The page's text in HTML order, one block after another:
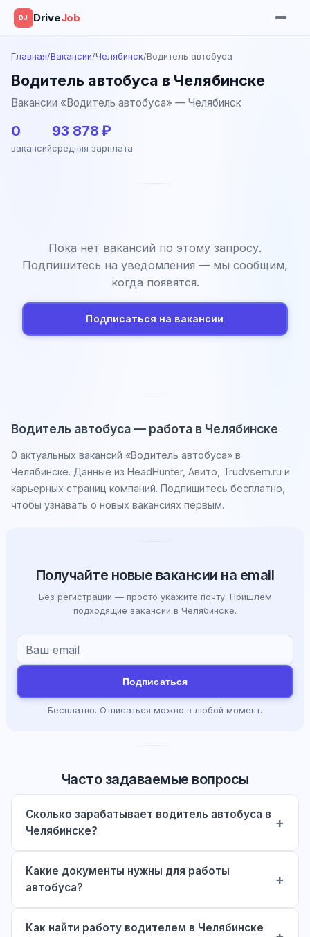
DJ DriveJob
Главная/Вакансии/Челябинск/Водитель автобуса
Водитель автобуса в Челябинске
Вакансии «Водитель автобуса» — Челябинск
0
вакансий
93 878 ₽
средняя зарплата
Пока нет вакансий по этому запросу.
Подпишитесь на уведомления — мы сообщим,
когда появятся.
Подписаться на вакансии
Водитель автобуса — работа в Челябинске
0 актуальных вакансий «Водитель автобуса» в
Челябинске. Данные из HeadHunter, Авито, Trudvsem.ru и
карьерных страниц компаний. Подпишитесь бесплатно,
чтобы узнавать о новых вакансиях первым.
Получайте новые вакансии на email
Без регистрации — просто укажите почту. Пришлём
подходящие вакансии в Челябинске.
Подписаться
Бесплатно. Отписаться можно в любой момент.
Часто задаваемые вопросы
Сколько зарабатывает водитель автобуса в
Челябинске?
Какие документы нужны для работы
автобуса?
Как найти работу водителем в Челябинске